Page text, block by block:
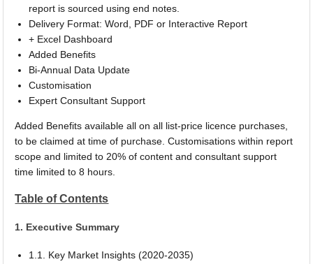
report is sourced using end notes.
Delivery Format: Word, PDF or Interactive Report
+ Excel Dashboard
Added Benefits
Bi-Annual Data Update
Customisation
Expert Consultant Support
Added Benefits available all on all list-price licence purchases,
to be claimed at time of purchase. Customisations within report
scope and limited to 20% of content and consultant support
time limited to 8 hours.
Table of Contents
1. Executive Summary
1.1. Key Market Insights (2020-2035)